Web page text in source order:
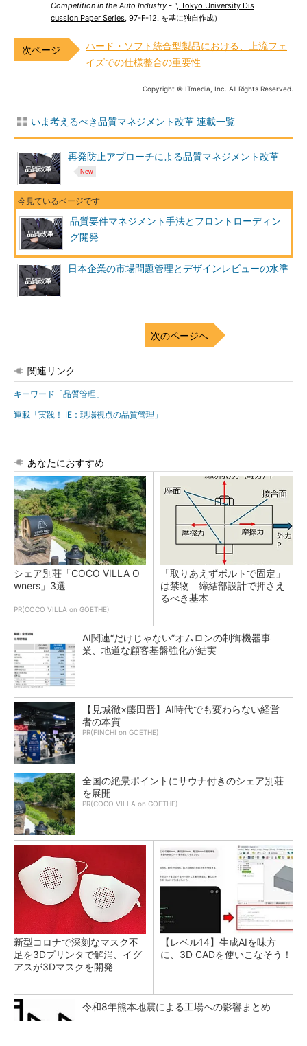
Competition in the Auto Industry - ", Tokyo University Dis
cussion Paper Series, 97-F-12. を基に独自作成）
ハード・ソフト統合型製品における、上流フェ
イズでの仕様整合の重要性
Copyright © ITmedia, Inc. All Rights Reserved.
いま考えるべき品質マネジメント改革 連載一覧
再発防止アプローチによる品質マネジメント改革
品質要件マネジメント手法とフロントローディン
グ開発
日本企業の市場問題管理とデザインレビューの水準
次のページへ
関連リンク
キーワード「品質管理」
連載「実践！ IE：現場視点の品質管理」
あなたにおすすめ
シェア別荘「COCO VILLA O
wners」3選
PR(COCO VILLA on GOETHE)
「取りあえずボルトで固定」
は禁物 締結部設計で押さえ
るべき基本
AI関連“だけじゃない”オムロンの制御機器事
業、地道な顧客基盤強化が結実
【見城徹×藤田晋】AI時代でも変わらない経営
者の本質
PR(FINCHI on GOETHE)
全国の絶景ポイントにサウナ付きのシェア別荘
を展開
PR(COCO VILLA on GOETHE)
新型コロナで深刻なマスク不
足を3Dプリンタで解消、イグ
アスが3Dマスクを開発
【レベル14】生成AIを味方
に、3D CADを使いこなそう！
令和8年熊本地震による工場への影響まとめ